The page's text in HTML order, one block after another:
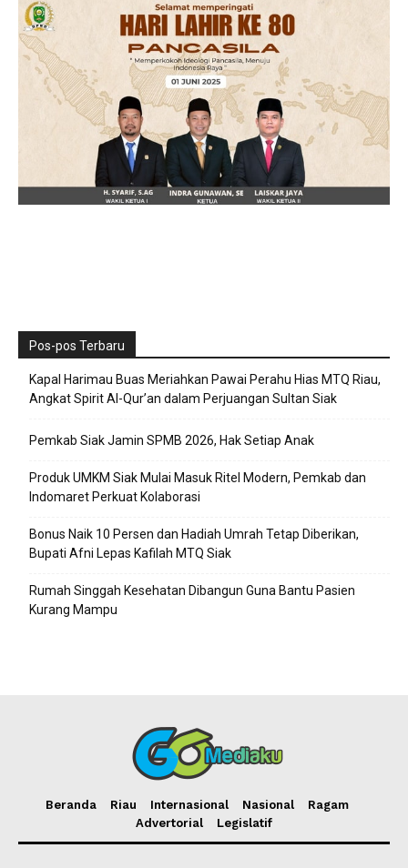
Pos-pos Terbaru
Kapal Harimau Buas Meriahkan Pawai Perahu Hias MTQ Riau,
Angkat Spirit Al-Qur’an dalam Perjuangan Sultan Siak
Pemkab Siak Jamin SPMB 2026, Hak Setiap Anak
Produk UMKM Siak Mulai Masuk Ritel Modern, Pemkab dan
Indomaret Perkuat Kolaborasi
Bonus Naik 10 Persen dan Hadiah Umrah Tetap Diberikan,
Bupati Afni Lepas Kafilah MTQ Siak
Rumah Singgah Kesehatan Dibangun Guna Bantu Pasien
Kurang Mampu
Beranda Riau Internasional Nasional
Ragam
Advertorial
Legislatif